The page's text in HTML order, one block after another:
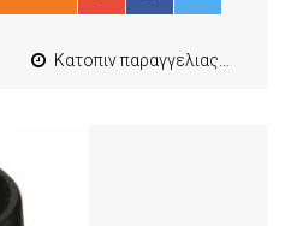
Κατοπιν παραγγελιας από 4 έως 10 εργασιμες